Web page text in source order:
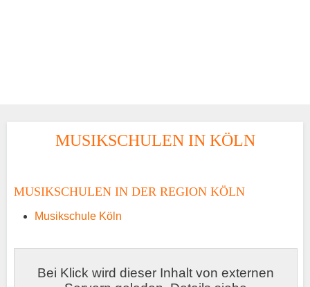
MUSIKSCHULEN IN KÖLN
MUSIKSCHULEN IN DER REGION KÖLN
Musikschule Köln
Bei Klick wird dieser Inhalt von externen